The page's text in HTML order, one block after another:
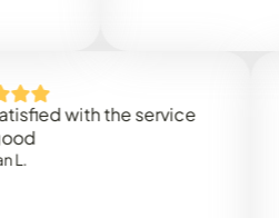
with the service
It